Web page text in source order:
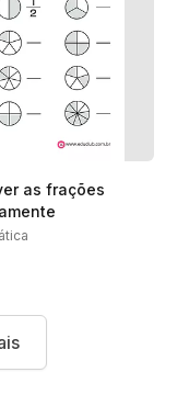
as frações